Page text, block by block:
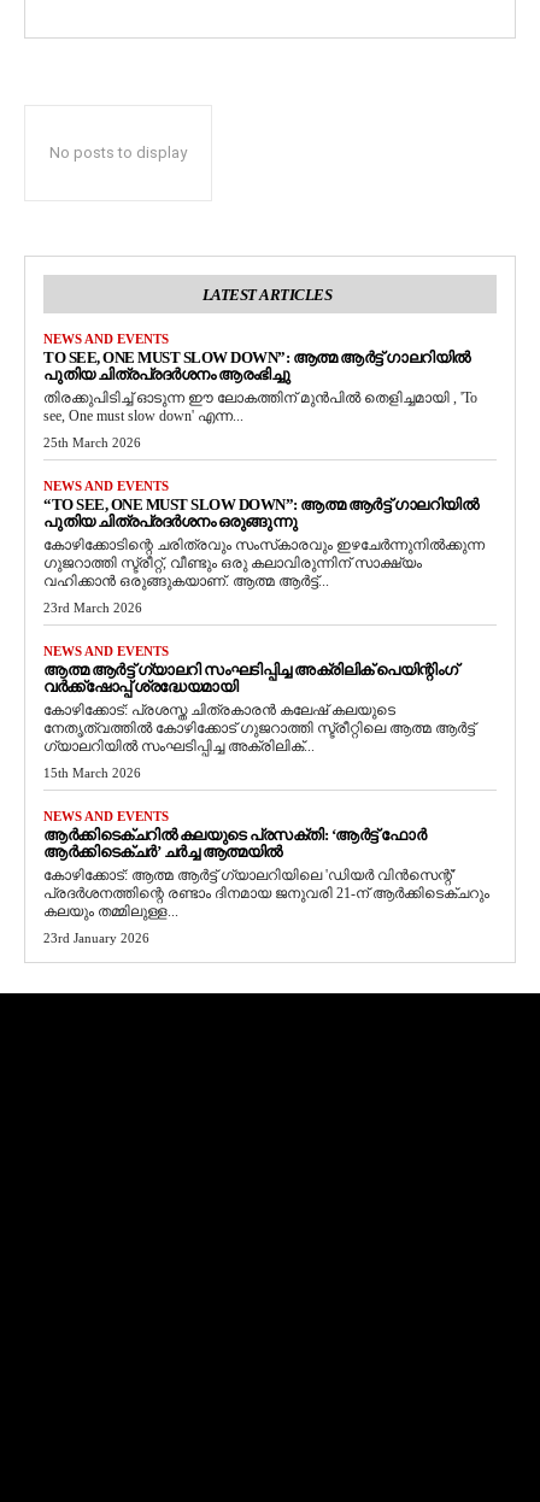
No posts to display
LATEST ARTICLES
NEWS AND EVENTS
TO SEE, ONE MUST SLOW DOWN”: ആത്മ ആർട്ട് ഗാലറിയിൽ
പുതിയ ചിത്രപ്രദർശനം ആരംഭിച്ചു
തിരക്കുപിടിച്ച് ഓടുന്ന ഈ ലോകത്തിന് മുൻപിൽ തെളിച്ചമായി , 'To
see, One must slow down' എന്ന...
25th March 2026
NEWS AND EVENTS
“TO SEE, ONE MUST SLOW DOWN”: ആത്മ ആർട്ട് ഗാലറിയിൽ
പുതിയ ചിത്രപ്രദർശനം ഒരുങ്ങുന്നു
കോഴിക്കോടിന്റെ ചരിത്രവും സംസ്‌കാരവും ഇഴചേർന്നുനിൽക്കുന്ന
ഗുജറാത്തി സ്ട്രീറ്റ്, വീണ്ടും ഒരു കലാവിരുന്നിന് സാക്ഷ്യം
വഹിക്കാൻ ഒരുങ്ങുകയാണ്. ആത്മ ആർട്ട്...
23rd March 2026
NEWS AND EVENTS
ആത്മ ആർട്ട് ഗ്യാലറി സംഘടിപ്പിച്ച അക്രിലിക് പെയിന്റിംഗ്
വർക്ക്‌ഷോപ്പ് ശ്രദ്ധേയമായി
കോഴിക്കോട്: പ്രശസ്ത ചിത്രകാരൻ കലേഷ് കലയുടെ
നേതൃത്വത്തിൽ കോഴിക്കോട് ഗുജറാത്തി സ്ട്രീറ്റിലെ ആത്മ ആർട്ട്
ഗ്യാലറിയിൽ സംഘടിപ്പിച്ച അക്രിലിക്...
15th March 2026
NEWS AND EVENTS
ആർക്കിടെക്ചറിൽ കലയുടെ പ്രസക്തി: ‘ആർട്ട് ഫോർ
ആർക്കിടെക്ചർ’ ചർച്ച ആത്മയിൽ
​കോഴിക്കോട്: ആത്മ ആർട്ട് ഗ്യാലറിയിലെ 'ഡിയർ വിൻസെന്റ്'
പ്രദർശനത്തിന്റെ രണ്ടാം ദിനമായ ജനുവരി 21-ന് ആർക്കിടെക്ചറും
കലയും തമ്മിലുള്ള...
23rd January 2026